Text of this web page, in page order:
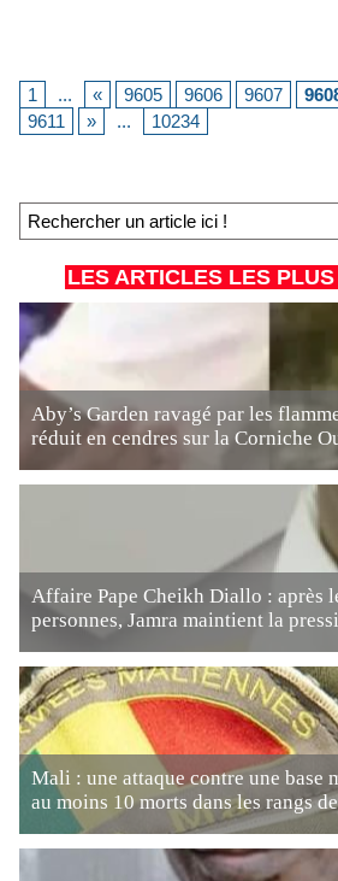
1 ... « 9605 9606 9607
9611
» ... 10234
LES ARTICLES LES
Aby’s Garden ravagé par les
réduit en cendres sur la Corniche
Affaire Pape Cheikh Diallo : après
personnes, Jamra maintient la
Mali : une attaque contre une base
au moins 10 morts dans les rangs